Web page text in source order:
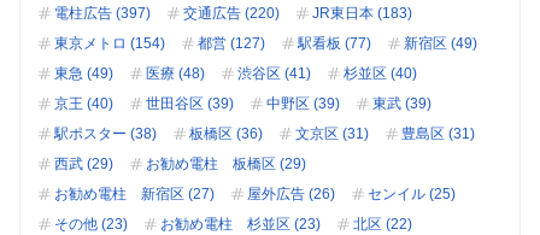
電柱広告 (397) 交通広告 (220)
JR東日本 (183)
東京メトロ (154)
都営 (127) 駅看板 (77)
新宿区 (49)
東急 (49)
医療 (48) 渋谷区 (41)
杉並区 (40)
京王 (40)
世田谷区 (39) 中野区 (39)
東武 (39)
駅ポスター (38)
板橋区 (36) 文京区 (31)
豊島区 (31)
西武 (29)
お勧め電柱 板橋区 (29)
お勧め電柱 新宿区 (27)
屋外広告 (26)
センイル (25)
その他 (23)
お勧め電柱 杉並区 (23)
北区 (22)